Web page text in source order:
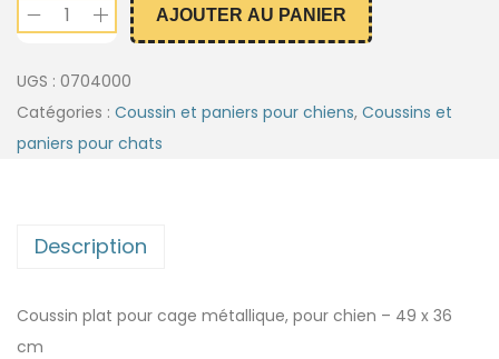
AJOUTER AU PANIER
UGS : 0704000
Catégories : Coussin et paniers pour chiens, Coussins et
paniers pour chats
Description
Coussin plat pour cage métallique, pour chien – 49 x 36
cm